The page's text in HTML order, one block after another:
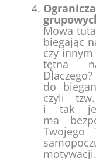
Mowa
biegając
czy
tętna
do
czyli
i tak
ma